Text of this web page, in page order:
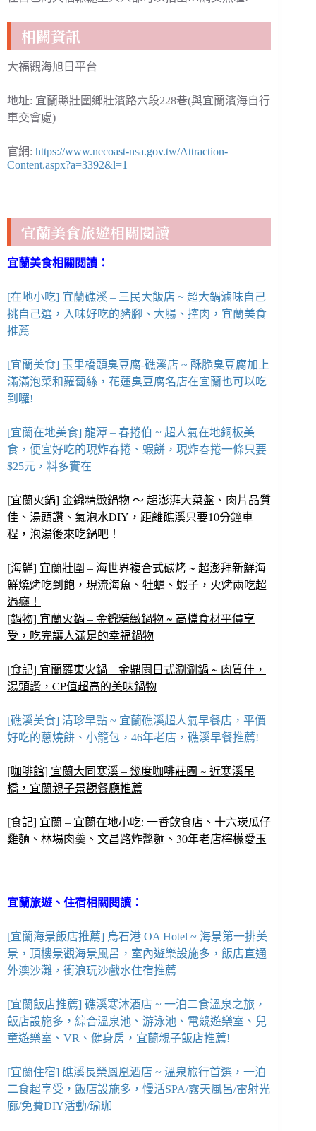
相關資訊
大福觀海旭日平台
地址: 宜蘭縣壯圍鄉壯濱路六段228巷(與宜蘭濱海自行
車交會處)
官網: https://www.necoast-nsa.gov.tw/Attraction-
Content.aspx?a=3392&l=1
宜蘭美食旅遊相關閱讀
宜蘭美食相關閱讀：
[在地小吃] 宜蘭礁溪 – 三民大飯店 ~ 超大鍋滷味自己
挑自己選，入味好吃的豬腳、大腸、控肉，宜蘭美食
推薦
[宜蘭美食] 玉里橋頭臭豆腐-礁溪店 ~ 酥脆臭豆腐加上
滿滿泡菜和蘿蔔絲，花蓮臭豆腐名店在宜蘭也可以吃
到囉!
[宜蘭在地美食] 龍潭 – 春捲伯 ~ 超人氣在地銅板美
食，便宜好吃的現炸春捲、蝦餅，現炸春捲一條只要
$25元，料多實在
[宜蘭火鍋] 金鐤精緻鍋物 ～ 超澎湃大菜盤、肉片品質
佳、湯頭讚、氣泡水DIY，距離礁溪只要10分鐘車
程，泡湯後來吃鍋吧！
[海鮮] 宜蘭壯圍 – 海世界複合式碳烤 ~ 超澎拜新鮮海
鮮燒烤吃到飽，現流海魚、牡蠣、蝦子，火烤兩吃超
過癮！
[鍋物] 宜蘭火鍋 – 金鐤精緻鍋物 ~ 高檔食材平價享
受，吃完讓人滿足的幸福鍋物
[食記] 宜蘭羅東火鍋 – 金鼎園日式涮涮鍋 ~ 肉質佳，
湯頭讚，CP值超高的美味鍋物
[礁溪美食] 清珍早點 ~ 宜蘭礁溪超人氣早餐店，平價
好吃的蔥燒餅、小籠包，46年老店，礁溪早餐推薦!
[咖啡館] 宜蘭大同寒溪 – 幾度咖啡莊園 ~ 近寒溪吊
橋，宜蘭親子景觀餐廳推薦
[食記] 宜蘭 – 宜蘭在地小吃: 一香飲食店、十六崁瓜仔
雞麵、林場肉羹、文昌路炸醬麵、30年老店檸檬愛玉
宜蘭旅遊、住宿相關閱讀：
[宜蘭海景飯店推薦] 烏石港 OA Hotel ~ 海景第一排美
景，頂樓景觀海景風呂，室內遊樂設施多，飯店直通
外澳沙灘，衝浪玩沙戲水住宿推薦
[宜蘭飯店推薦] 礁溪寒沐酒店 ~ 一泊二食溫泉之旅，
飯店設施多，綜合溫泉池、游泳池、電競遊樂室、兒
童遊樂室、VR、健身房，宜蘭親子飯店推薦!
[宜蘭住宿] 礁溪長榮鳳凰酒店 ~ 溫泉旅行首選，一泊
二食超享受，飯店設施多，慢活SPA/露天風呂/雷射光
廊/免費DIY活動/瑜珈